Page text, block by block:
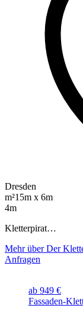
Dresden
m²15m x 6m
4m
Kletterpirat…
Mehr über Der
Anfragen
ab 949 €
Fassaden-